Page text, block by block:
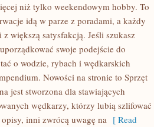
niż tylko weekendowym hobby. To
idą w parze z poradami, a każdy
większą satysfakcją. Jeśli szukasz
swoje podejście do
o wodzie, rybach i wędkarskich
Nowości na stronie to Sprzęt
jest stworzona dla stawiających
wędkarzy, którzy lubią szlifować
inni zwrócą uwagę na [ Read